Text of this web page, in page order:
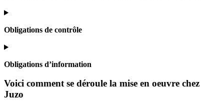
Obligations de contrôle
Obligations d’information
Voici comment se déroule la mise en oeuvre chez
Juzo